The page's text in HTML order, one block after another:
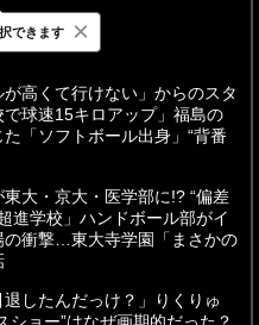
週間
が高くて行けない」からのスタ
球速15キロアップ」福島の
「ソフトボール出身」“背番
大・京大・医学部に!? “偏差
進学校」ハンドボール部がイ
の衝撃…東大寺学園「まさかの
退したんだっけ？」りくりゅ
できます ×